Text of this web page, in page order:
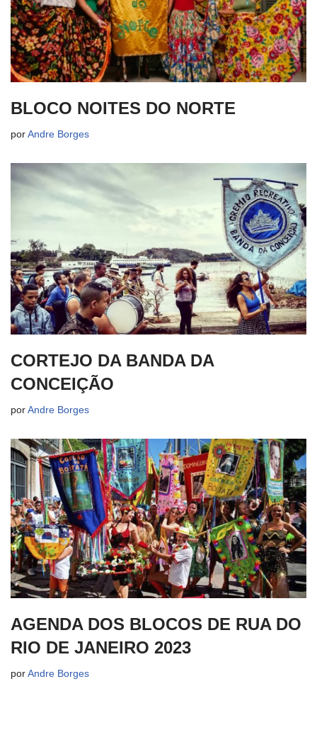
BLOCO NOITES DO NORTE
por Andre Borges
CORTEJO DA BANDA DA
CONCEIÇÃO
por Andre Borges
AGENDA DOS BLOCOS DE RUA DO
RIO DE JANEIRO 2023
por Andre Borges